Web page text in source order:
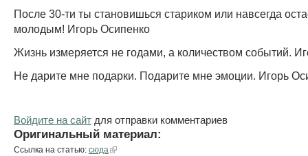
После 30-ти ты становишься стариком или навсегда
молодым! Игорь Осипенко
Жизнь измеряется не годами, а количеством событий.
Не дарите мне подарки. Подарите мне эмоции. Игорь
Войдите на сайт для отправки комментариев
Оригинальный материал:
Ссылка на статью: сюда